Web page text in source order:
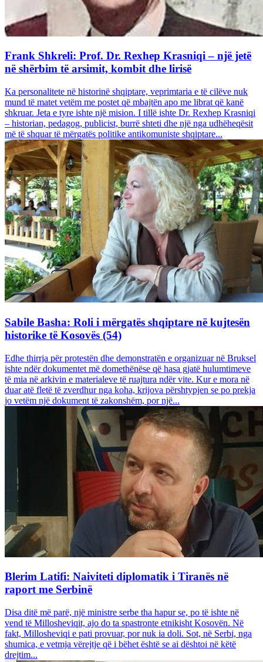
Frank Shkreli: Prof. Dr. Rexhep Krasniqi – një jetë
në shërbim të arsimit, kombit dhe lirisë
Ka personalitete në historinë shqiptare, veprimtaria e të cilëve nuk
mund të matet vetëm me postet që mbajtën apo me librat që kanë
shkruar. Jeta e tyre ishte një mision. I tillë ishte Dr. Rexhep Krasniqi
– historian, pedagog, publicist, burrë shteti dhe një nga udhëheqësit
më të shquar të mërgatës politike antikomuniste shqiptare...
Sabile Basha: Roli i mërgatës shqiptare në kujtesën
historike të Kosovës (54)
Edhe thirrja për protestën dhe demonstratën e organizuar në Bruksel
ishte ndër dokumentet më domethënëse që hasa gjatë hulumtimeve
të mia në arkivin e materialeve të ruajtura ndër vite. Kur e mora në
duar atë fletë të zverdhur nga koha, krijova përshtypjen se po prekja
jo vetëm një dokument të zakonshëm, por një...
Blerim Latifi: Naiviteti diplomatik i Tiranës në
raport me Serbinë
Disa ditë më parë, një ministre serbe tha hapur se, po të ishte në
vend të Millosheviqit, ajo do ta spastronte etnikisht Kosovën. Në
fakt, Millosheviqi e pati provuar, por nuk ia doli. Sot, në Serbi, nga
shumica, e vetmja vërejtje që i bëhet është se ai dështoi në këtë
drejtim...